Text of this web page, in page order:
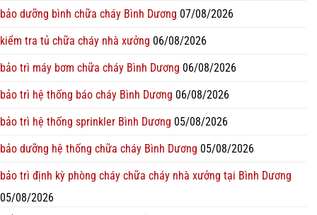
bảo dưỡng bình chữa cháy Bình Dương 07/08/2026
kiểm tra tủ chữa cháy nhà xưởng 06/08/2026
bảo trì máy bơm chữa cháy Bình Dương 06/08/2026
bảo trì hệ thống báo cháy Bình Dương 06/08/2026
bảo trì hệ thống sprinkler Bình Dương 05/08/2026
bảo dưỡng hệ thống chữa cháy Bình Dương 05/08/2026
bảo trì định kỳ phòng cháy chữa cháy nhà xưởng tại Bình Dương
05/08/2026